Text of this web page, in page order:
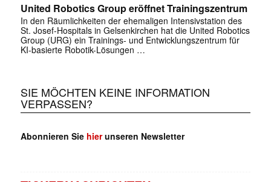
United Robotics Group eröffnet Trainingszentrum
In den Räumlichkeiten der ehemaligen Intensivstation des
St. Josef-Hospitals in Gelsenkirchen hat die United Robotics
Group (URG) ein Trainings- und Entwicklungszentrum für
KI-basierte Robotik-Lösungen …
SIE MÖCHTEN KEINE INFORMATION
VERPASSEN?
Abonnieren Sie hierunseren Newsletter